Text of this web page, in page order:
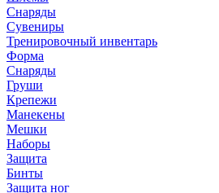
Снаряды
Сувениры
Тренировочный инвентарь
Форма
Снаряды
Груши
Крепежи
Манекены
Мешки
Наборы
Защита
Бинты
Защита ног